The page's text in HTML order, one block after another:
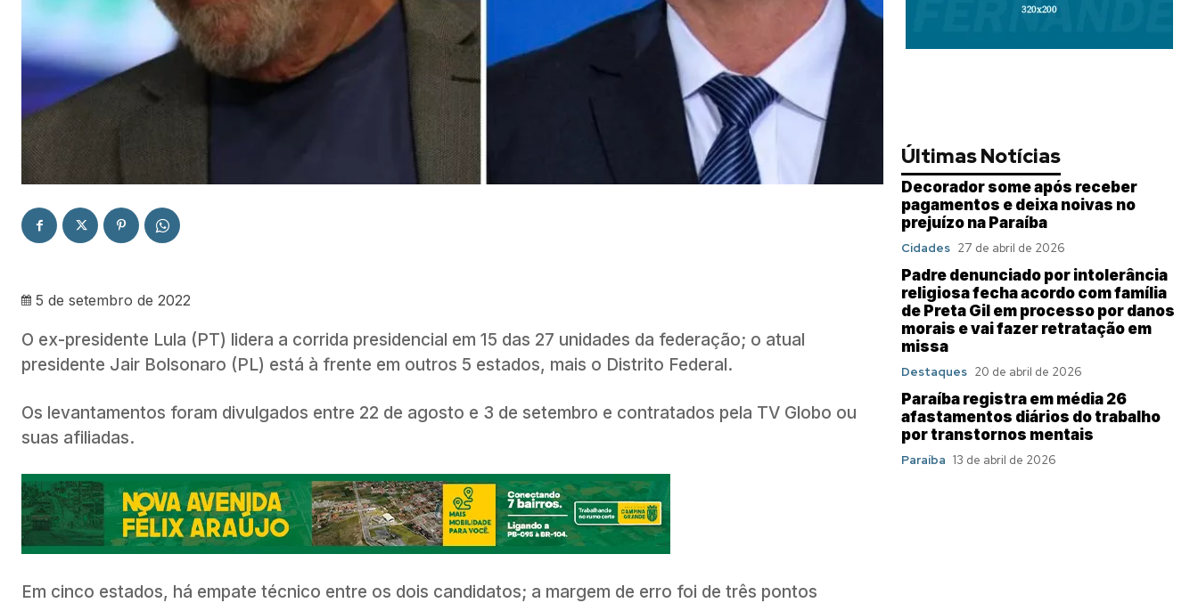
5 de setembro de 2022
O ex-presidente Lula (PT) lidera a corrida presidencial em 15 das 27 unidades da federação; o atual
presidente Jair Bolsonaro (PL) está à frente em outros 5 estados, mais o Distrito Federal.
Os levantamentos foram divulgados entre 22 de agosto e 3 de setembro e contratados pela TV Globo ou
suas afiliadas.
Em cinco estados, há empate técnico entre os dois candidatos; a margem de erro foi de três pontos
Últimas Notícias
Decorador some após receber
pagamentos e deixa noivas no
prejuízo na Paraíba
Cidades 27 de abril de 2026
Padre denunciado por intolerância
religiosa fecha acordo com família
de Preta Gil em processo por danos
morais e vai fazer retratação em
missa
Destaques 20 de abril de 2026
Paraíba registra em média 26
afastamentos diários do trabalho
por transtornos mentais
Paraíba 13 de abril de 2026